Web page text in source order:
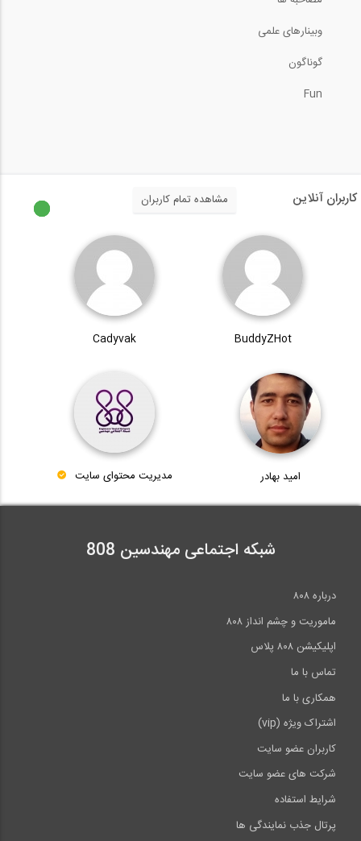
وبینارهای علمی
گوناگون
Fun
کاربران آنلاین مشاهده تمام کاربران
BuddyZHot
Cadyvak
امید بهادر مدیریت محتوای سایت
شبکه اجتماعی مهندسین 808
درباره ۸۰۸
ماموریت و چشم انداز ۸۰۸
اپلیکیشن ۸۰۸ پلاس
تماس با ما
همکاری با ما
اشتراک ویژه (vip)
کاربران عضو سایت
شرکت های عضو سایت
شرایط استفاده
پرتال جذب نمایندگی ها